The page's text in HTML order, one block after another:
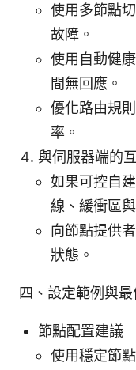
使用多節點
故障。
使用自動健
間無回應。
優化路由規
率。
與伺服器端的
如果可控自
線、緩衝區
向節點提供
狀態。
四、設定範例與
節點配置建議
使用穩定節